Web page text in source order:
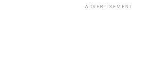
una de sus principales aliadas.
Lee ttambién: ¡Esta vez por temas
ADVERTISEMENT